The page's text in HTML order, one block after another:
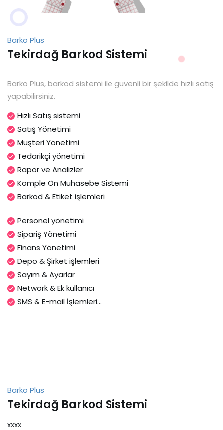
Barko Plus
Tekirdağ Barkod Sistemi
Barko Plus, barkod sistemi ile güvenli bir şekilde hızlı satış
yapabilirsiniz.
Hızlı Satış sistemi
Satış Yönetimi
Müşteri Yönetimi
Tedarikçi yönetimi
Rapor ve Analizler
Komple Ön Muhasebe Sistemi
Barkod & Etiket işlemleri
Personel yönetimi
Sipariş Yönetimi
Finans Yönetimi
Depo & Şirket işlemleri
Sayım & Ayarlar
Network & Ek kullanıcı
SMS & E-mail İşlemleri...
Barko Plus
Tekirdağ Barkod Sistemi
xxxx